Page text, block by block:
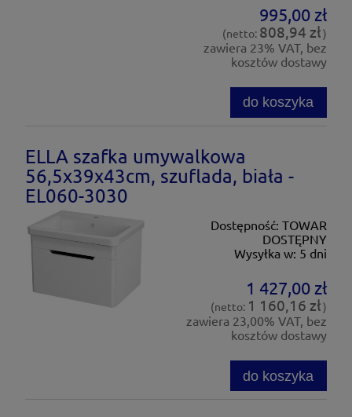
995,00 zł
(netto: 808,94 zł)
zawiera 23% VAT, bez
kosztów dostawy
do koszyka
ELLA szafka umywalkowa
56,5x39x43cm, szuflada, biała -
EL060-3030
Dostępność: TOWAR
DOSTĘPNY
Wysyłka w: 5 dni
1 427,00 zł
(netto: 1 160,16 zł)
zawiera 23,00% VAT, bez
kosztów dostawy
do koszyka